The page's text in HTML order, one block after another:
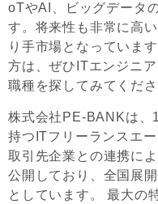
oTやAI、ビッグデータ
す。将来性も非常に高
り手市場となっていま
方は、ぜひITエンジニ
職種を探してみてくださ
株式会社PE-BANKは、
持つITフリーランスエ
取引先企業との連携に
公開しており、全国展
としています。 最大の